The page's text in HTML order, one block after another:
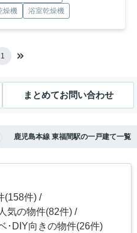
燥機 浴室乾燥機
1
まとめてお問い合わせ
鹿児島本線 東福間駅の一戸建て一覧
(158件)
気の物件(82件)
･DIY向きの物件(26件)